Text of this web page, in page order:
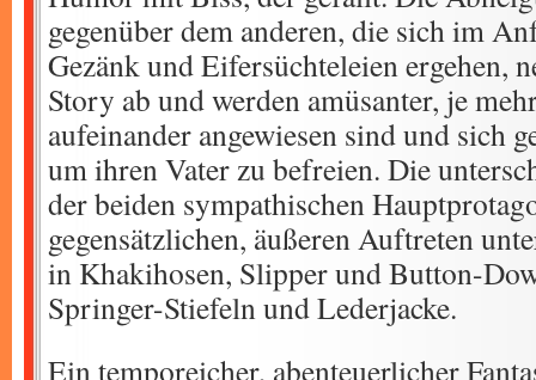
gegenüber dem anderen, die sich im
Gezänk und Eifersüchteleien ergehen,
Story ab und werden amüsanter, je
aufeinander angewiesen sind und sich
um ihren Vater zu befreien. Die
der beiden sympathischen
gegensätzlichen, äußeren Auftreten
in Khakihosen, Slipper und Button-
Springer-Stiefeln und Lederjacke.
Ein temporeicher, abenteuerlicher